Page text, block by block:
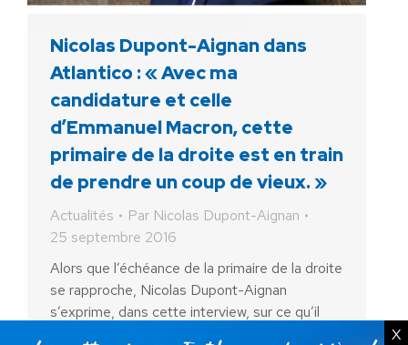
Nicolas Dupont-Aignan dans
Atlantico : « Avec ma
candidature et celle
d’Emmanuel Macron, cette
primaire de la droite est en train
de prendre un coup de vieux. »
Actualités Par Nicolas Dupont-Aignan
25 septembre 2016
Alors que l’échéance de la primaire de la droite
se rapproche, Nicolas Dupont-Aignan
s’exprime, dans cette interview, sur ce qu’il
X